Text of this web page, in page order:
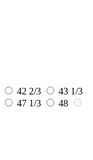
42 2/3
43 1/3
47 1/3
48